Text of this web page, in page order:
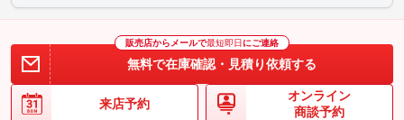
販売店からメールで最短即日 にご連絡
無料で在庫確認・見積り依頼する
来店予約
オンライン
商談予約